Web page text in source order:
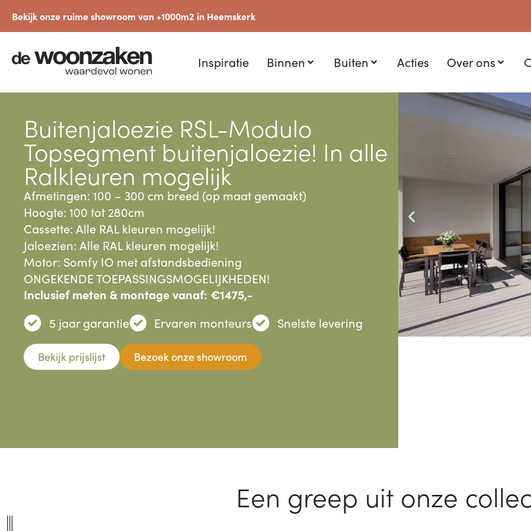
Bekijk onze ruime showroom van +1000m2 in Heemskerk
Inspiratie Binnen Buiten Acties Over ons
Buitenjaloezie RSL-Modulo
Topsegment buitenjaloezie! In alle
Ralkleuren mogelijk
Afmetingen: 100 – 300 cm breed (op maat gemaakt)
Hoogte: 100 tot 280cm
Cassette: Alle RAL kleuren mogelijk!
Jaloezien: Alle RAL kleuren mogelijk!
Motor: Somfy IO met afstandsbediening
ONGEKENDE TOEPASSINGSMOGELIJKHEDEN!
Inclusief meten & montage vanaf: €1475,-
5 jaar garantie
Ervaren monteurs Snelste levering
Bekijk prijslijst Bezoek onze showroom
Een greep uit onze